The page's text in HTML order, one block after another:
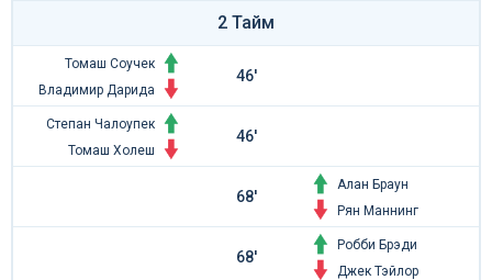
2 Тайм
Томаш Соучек
Владимир Дарида
46'
Степан Чалоупек
Томаш Холеш
46'
68'
Алан Браун
Рян Маннинг
68'
Робби Брэди
Джек Тэйлор